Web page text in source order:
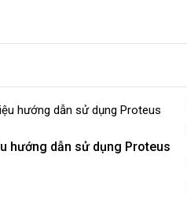
hướng dẫn sử dụng Proteus